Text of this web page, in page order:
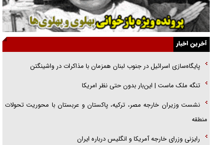
جزئیات شکنجه‌هایم فراتر از آن است که در بیان بگنجد!
پلیس
آخرین اخبار
پایگاه‌سازی اسرائیل در جنوب لبنان همزمان با مذاکرات در واشینگتن
تنگه ملک ماست | این‌بار بدون حتی نظر امریکا
نشست وزیران خارجه مصر، ترکیه، پاکستان و عربستان با محوریت تحولات
منطقه
رایزنی وزرای خارجه آمریکا و انگلیس درباره ایران